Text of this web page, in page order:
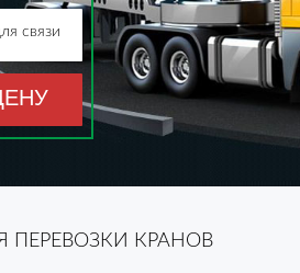
связи
ПЕРЕВОЗКИ КРАНОВ